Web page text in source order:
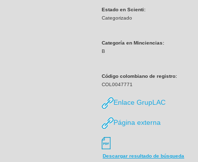
Estado en Scienti:
Categorizado
Categoría en Minciencias:
B
Código colombiano de registro:
COL0047771
Enlace GrupLAC
Página externa
Descargar resultado de búsqueda